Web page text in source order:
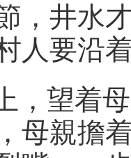
，井水
人要沿
，望着
母親擔